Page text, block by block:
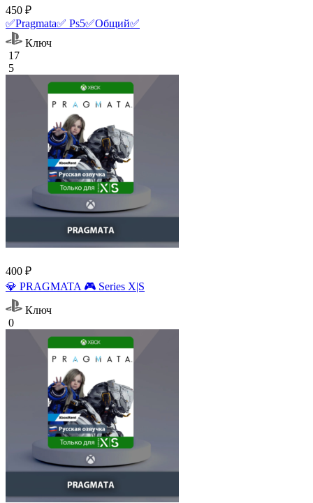
450 ₽
✅Pragmata✅ Ps5✅Общий✅
Ключ
17
5
400 ₽
💎 PRAGMATA 🎮 Series X|S
Ключ
0